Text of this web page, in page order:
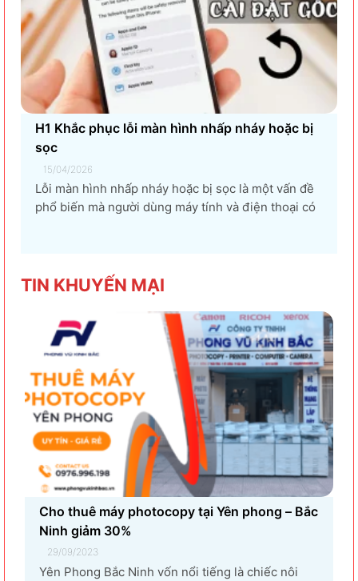
H1 Khắc phục lỗi màn hình nhấp nháy hoặc bị
sọc
15/04/2026
Lỗi màn hình nhấp nháy hoặc bị sọc là một vấn đề
phổ biến mà người dùng máy tính và điện thoại có
TIN KHUYẾN MẠI
Cho thuê máy photocopy tại Yên phong – Bắc
Ninh giảm 30%
29/09/2023
Yên Phong Bắc Ninh vốn nổi tiếng là chiếc nôi